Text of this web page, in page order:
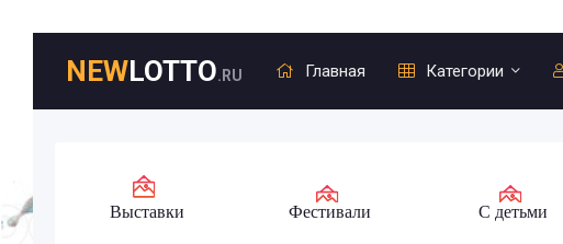
NEWLOTTO.RU Главная Категории
Выставки Фестивали С детьми